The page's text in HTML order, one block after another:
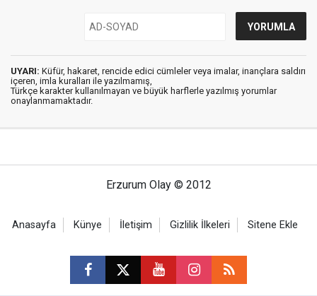
UYARI: Küfür, hakaret, rencide edici cümleler veya imalar, inançlara saldırı
içeren, imla kuralları ile yazılmamış,
Türkçe karakter kullanılmayan ve büyük harflerle yazılmış yorumlar
onaylanmamaktadır.
Erzurum Olay © 2012
Anasayfa Künye İletişim Gizlilik İlkeleri Sitene Ekle